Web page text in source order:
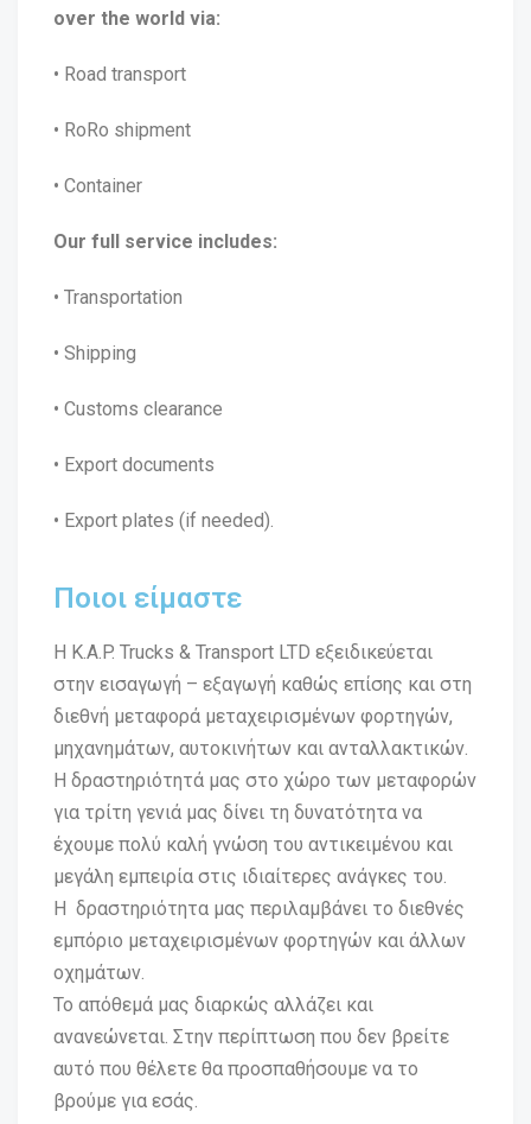
over the world via:
• Road transport
• RoRo shipment
• Container
Our full service includes:
• Transportation
• Shipping
• Customs clearance
• Export documents
• Export plates (if needed).
Ποιοι είμαστε
Η K.A.P. Trucks & Transport LTD εξειδικεύεται
στην εισαγωγή – εξαγωγή καθώς επίσης και στη
διεθνή μεταφορά μεταχειρισμένων φορτηγών,
μηχανημάτων, αυτοκινήτων και ανταλλακτικών.
Η δραστηριότητά μας στο χώρο των μεταφορών
για τρίτη γενιά μας δίνει τη δυνατότητα να
έχουμε πολύ καλή γνώση του αντικειμένου και
μεγάλη εμπειρία στις ιδιαίτερες ανάγκες του.
H δραστηριότητα μας περιλαμβάνει το διεθνές
εμπόριο μεταχειρισμένων φορτηγών και άλλων
οχημάτων.
Το απόθεμά μας διαρκώς αλλάζει και
ανανεώνεται. Στην περίπτωση που δεν βρείτε
αυτό που θέλετε θα προσπαθήσουμε να το
βρούμε για εσάς.